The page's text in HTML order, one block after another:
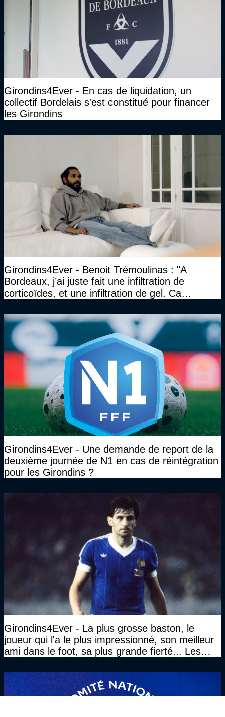
Girondins4Ever - En cas de liquidation, un
collectif Bordelais s'est constitué pour financer
les Girondins
Girondins4Ever - Benoit Trémoulinas : "A
Bordeaux, j’ai juste fait une infiltration de
corticoïdes, et une infiltration de gel. Ca
Girondins4Ever - Une demande de report de la
deuxième journée de N1 en cas de réintégration
pour les Girondins ?
Girondins4Ever - La plus grosse baston, le
joueur qui l'a le plus impressionné, son meilleur
ami dans le foot, sa plus grande fierté... Les